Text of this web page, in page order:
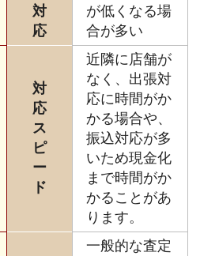
対
応
が低くなる場
合が多い
対
応
ス
ピ
ー
ド
近隣に店舗が
なく、出張対
応に時間がか
かる場合や、
振込対応が多
いため現金化
まで時間がか
かることがあ
ります。
一般的な査定